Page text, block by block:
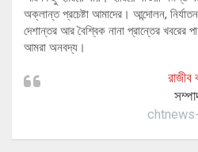
অক্লান্ত প্রচেষ্টা আমাদের। আন্দোলন,
দেশান্তর আর বৈশ্বিক নানা প্রান্তের খবরের
আমরা অনবদ্য।
রাজীব